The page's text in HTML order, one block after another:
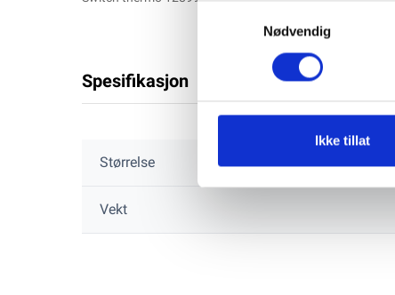
Nødvendig
Ikke tillat
Spesifikasjon
Størrelse
Vekt